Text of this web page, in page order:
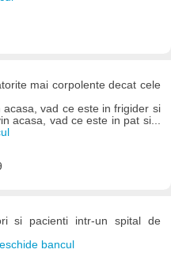
mai corpolente decat cele
vad ce este in frigider si
acasa, vad ce este in pat si...
si pacienti intr-un spital de
bancul